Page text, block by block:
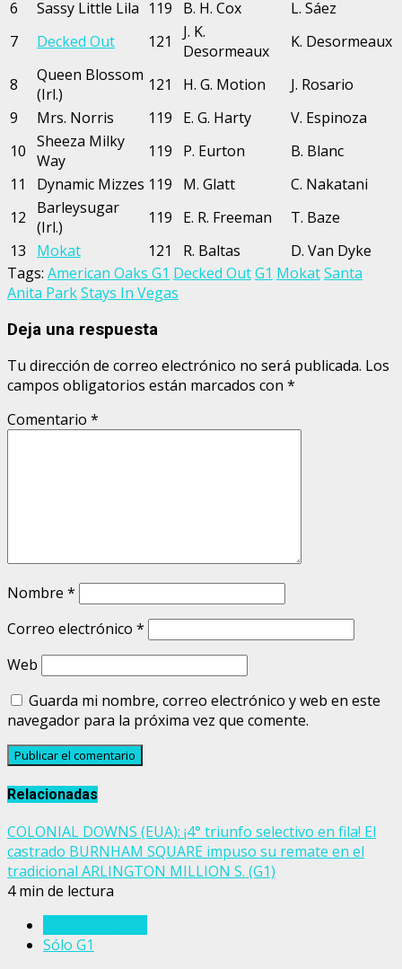
6 Sassy Little Lila 119 B. H. Cox
L. Sáez
7
Decked Out 121
J. K.
Desormeaux
K. Desormeaux
8
Queen Blossom
(Irl.)
121 H. G. Motion
J. Rosario
9
Mrs. Norris 119 E. G. Harty
V. Espinoza
10 Sheeza Milky
Way
119 P. Eurton
B. Blanc
11
Dynamic Mizzes 119 M. Glatt
C. Nakatani
12
Barleysugar
(Irl.)
119 E. R. Freeman
T. Baze
13
Mokat 121 R. Baltas
D. Van Dyke
Tags: American Oaks G1 Decked OutG1 MokatSanta
Anita ParkStays In Vegas
Deja una respuesta
Tu dirección de correo electrónico no será publicada. Los
campos obligatorios están marcados con *
Comentario *
Nombre *
Correo electrónico *
Web
Guarda mi nombre, correo electrónico y web en este
navegador para la próxima vez que comente.
Relacionadas
COLONIAL DOWNS (EUA): ¡4° triunfo selectivo en fila! El
castrado BURNHAM SQUARE impuso su remate en el
tradicional ARLINGTON MILLION S. (G1)
4 min de lectura
Sólo G1